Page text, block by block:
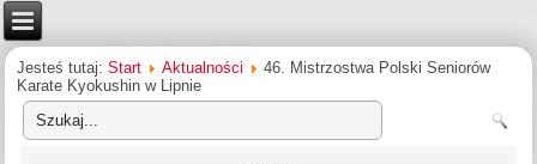
Jesteś tutaj:Start Aktualności
46. Mistrzostwa Polski Seniorów
Karate Kyokushin w Lipnie